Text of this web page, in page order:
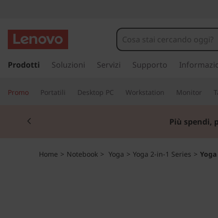
o
g
a
C
a
a
Prodotti Soluzioni Servizi Supporto
Promo Portatili Desktop PC Workstation Monitor
Più spendi,
Home > Notebook > Yoga > Yoga 2-in-1 Series >